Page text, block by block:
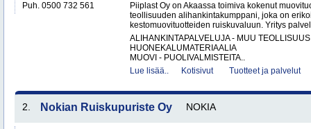
Puh. 0500 732 561
Piiplast Oy on Akaassa toimiva kokenut
teollisuuden alihankintakumppani, joka on
kestomuovituotteiden ruiskuvaluun. Yritys
ALIHANKINTAPALVELUJA - MUU TEOLLISUUS
HUONEKALUMATERIAALIA
MUOVI - PUOLIVALMISTEITA..
Lue lisää..
Kotisivut Tuotteet ja palvelut
2. Nokian Ruiskupuriste Oy NOKIA